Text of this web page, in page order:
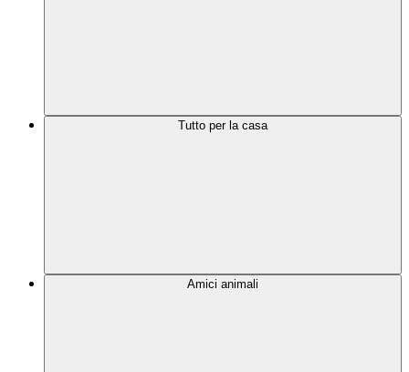
Tutto per la casa
Amici animali